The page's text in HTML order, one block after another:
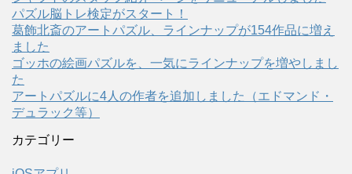
パズル脳トレ検定がスタート！
葛飾北斎のアートパズル、ラインナップが154作品に増え
ました
ゴッホの絵画パズルを、一気にラインナップを増やしまし
た
アートパズルに4人の作者を追加しました（エドマンド・
デュラック等）
カテゴリー